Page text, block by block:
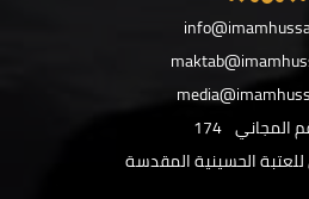
المجاني 174
الحسينية المقدسة